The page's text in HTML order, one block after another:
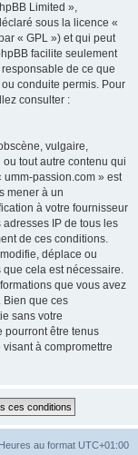
Limited »,
sous la licence «
« GPL ») et qui peut
facilite seulement
de ce que
conduite permis. Pour
consulter :
vulgaire,
tout autre contenu qui
umm-passion.com » est
mener à un
à votre fournisseur
IP de tous les
de ces conditions.
déplace ou
cela est nécessaire.
que vous avez
Bien que ces
sans votre
pourront être tenus
à compromettre
Heures au format UTC+01:00